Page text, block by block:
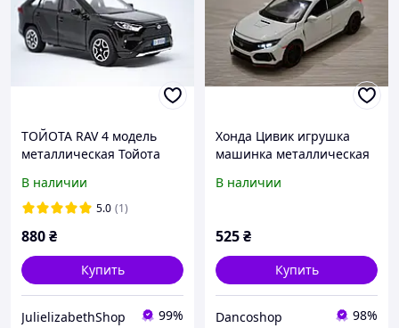
ТОЙОТА RAV 4 модель
металлическая Тойота
В наличии
5.0 (1)
880₴
Купить
JulielizabethShop 99%
Хонда Цивик игрушка
машинка металлическая
инерционная со
В наличии
525₴
Купить
Dancoshop 98%